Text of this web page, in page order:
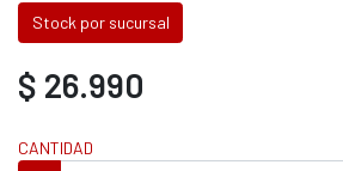
Stock por sucursal
$ 26.990
CANTIDAD